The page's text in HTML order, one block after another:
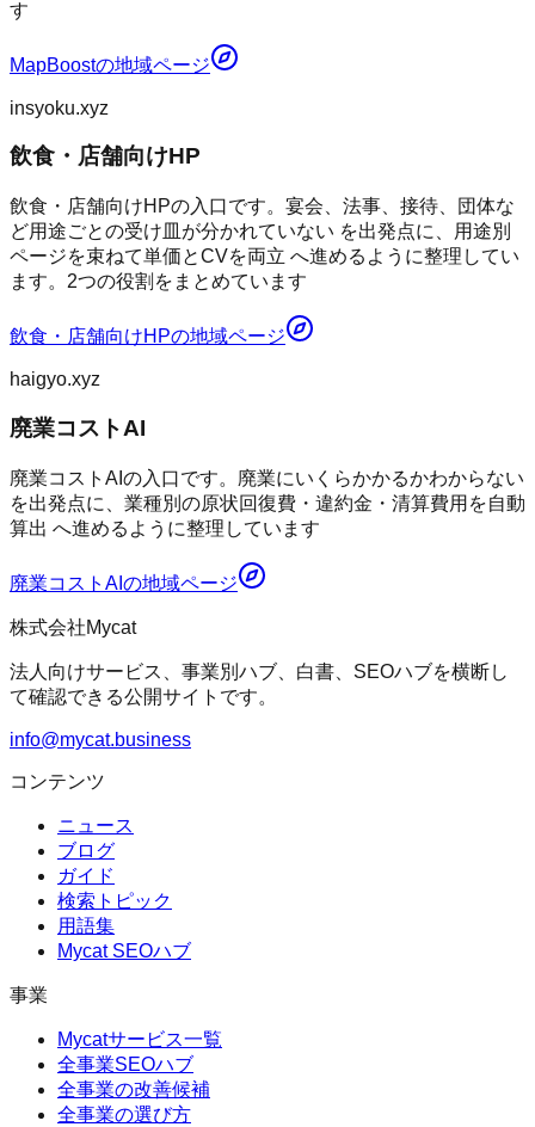
す
MapBoostの地域ページ
insyoku.xyz
飲食・店舗向けHP
飲食・店舗向けHPの入口です。宴会、法事、接待、団体な
ど用途ごとの受け皿が分かれていない を出発点に、用途別
ページを束ねて単価とCVを両立 へ進めるように整理してい
ます。2つの役割をまとめています
飲食・店舗向けHPの地域ページ
haigyo.xyz
廃業コストAI
廃業コストAIの入口です。廃業にいくらかかるかわからない
を出発点に、業種別の原状回復費・違約金・清算費用を自動
算出 へ進めるように整理しています
廃業コストAI の地域ページ
株式会社Mycat
法人向けサービス、事業別ハブ、白書、SEOハブを横断し
て確認できる公開サイトです。
info@mycat.business
コンテンツ
ニュース
ブログ
ガイド
検索トピック
用語集
Mycat SEOハブ
事業
Mycatサービス一覧
全事業SEOハブ
全事業の改善候補
全事業の選び方